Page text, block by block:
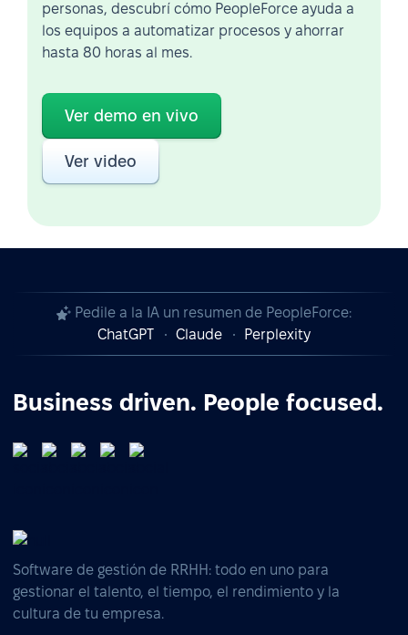
personas, descubrí cómo PeopleForce ayuda a
los equipos a automatizar procesos y ahorrar
hasta 80 horas al mes.
Ver demo en vivo
Ver video
Pedile a la IA un resumen de PeopleForce:
ChatGPT
Claude Perplexity
Business driven. People focused.
Software de gestión de RRHH: todo en uno para
gestionar el talento, el tiempo, el rendimiento y la
cultura de tu empresa.